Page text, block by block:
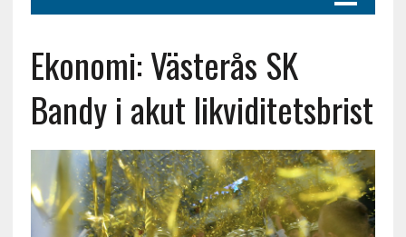
Ekonomi: Västerås SK
Bandy i akut likviditetsbrist